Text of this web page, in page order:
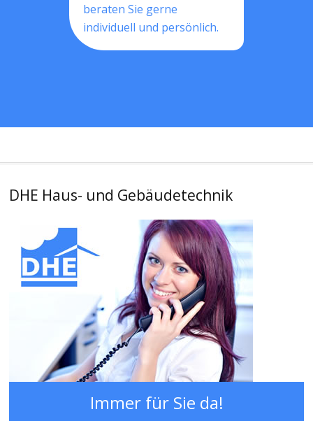
beraten Sie gerne
individuell und persönlich.
DHE Haus- und Gebäudetechnik
Immer für Sie da!